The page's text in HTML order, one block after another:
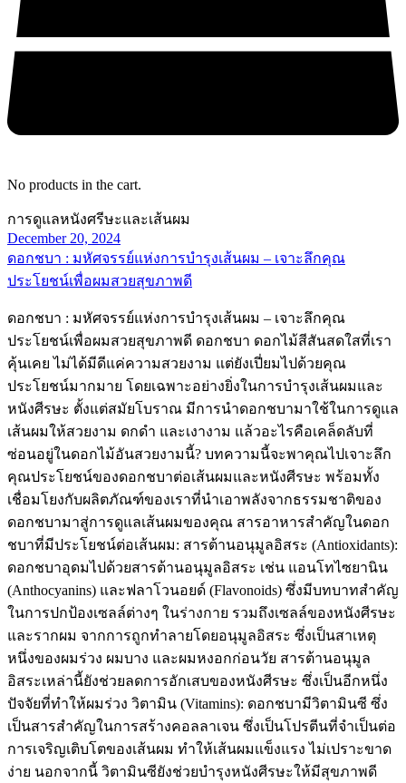
No products in the cart.
การดูแลหนังศรีษะและเส้นผม
December 20, 2024
ดอกชบา : มหัศจรรย์แห่งการบำรุงเส้นผม – เจาะลึกคุณ
ประโยชน์เพื่อผมสวยสุขภาพดี
ดอกชบา : มหัศจรรย์แห่งการบำรุงเส้นผม – เจาะลึกคุณ
ประโยชน์เพื่อผมสวยสุขภาพดี ดอกชบา ดอกไม้สีสันสดใสที่เรา
คุ้นเคย ไม่ได้มีดีแค่ความสวยงาม แต่ยังเปี่ยมไปด้วยคุณ
ประโยชน์มากมาย โดยเฉพาะอย่างยิ่งในการบำรุงเส้นผมและ
หนังศีรษะ ตั้งแต่สมัยโบราณ มีการนำดอกชบามาใช้ในการดูแล
เส้นผมให้สวยงาม ดกดำ และเงางาม แล้วอะไรคือเคล็ดลับที่
ซ่อนอยู่ในดอกไม้อันสวยงามนี้? บทความนี้จะพาคุณไปเจาะลึก
คุณประโยชน์ของดอกชบาต่อเส้นผมและหนังศีรษะ พร้อมทั้ง
เชื่อมโยงกับผลิตภัณฑ์ของเราที่นำเอาพลังจากธรรมชาติของ
ดอกชบามาสู่การดูแลเส้นผมของคุณ สารอาหารสำคัญในดอก
ชบาที่มีประโยชน์ต่อเส้นผม: สารต้านอนุมูลอิสระ (Antioxidants):
ดอกชบาอุดมไปด้วยสารต้านอนุมูลอิสระ เช่น แอนโทไซยานิน
(Anthocyanins) และฟลาโวนอยด์ (Flavonoids) ซึ่งมีบทบาทสำคัญ
ในการปกป้องเซลล์ต่างๆ ในร่างกาย รวมถึงเซลล์ของหนังศีรษะ
และรากผม จากการถูกทำลายโดยอนุมูลอิสระ ซึ่งเป็นสาเหตุ
หนึ่งของผมร่วง ผมบาง และผมหงอกก่อนวัย สารต้านอนุมูล
อิสระเหล่านี้ยังช่วยลดการอักเสบของหนังศีรษะ ซึ่งเป็นอีกหนึ่ง
ปัจจัยที่ทำให้ผมร่วง วิตามิน (Vitamins): ดอกชบามีวิตามินซี ซึ่ง
เป็นสารสำคัญในการสร้างคอลลาเจน ซึ่งเป็นโปรตีนที่จำเป็นต่อ
การเจริญเติบโตของเส้นผม ทำให้เส้นผมแข็งแรง ไม่เปราะขาด
ง่าย นอกจากนี้ วิตามินซียังช่วยบำรุงหนังศีรษะให้มีสุขภาพดี